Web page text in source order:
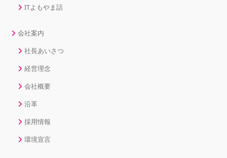
ITよもやま話
会社案内
社長あいさつ
経営理念
会社概要
沿革
採用情報
環境宣言